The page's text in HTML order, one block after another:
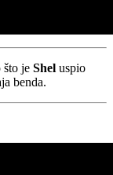
što je Shel uspio
benda.